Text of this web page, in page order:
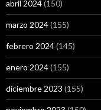
abril 2024(150)
marzo 2024(155)
febrero 2024(145)
enero 2024(155)
diciembre 2023 (155)